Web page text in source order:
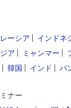
ーシア インドネ
ア ミャンマー
韓国 インド バ
ナー